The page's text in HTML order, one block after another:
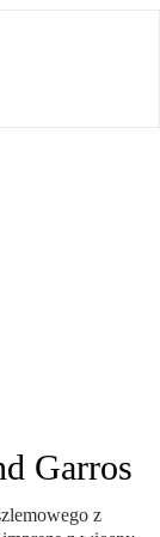
Garros
z